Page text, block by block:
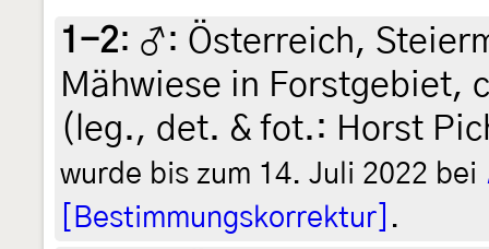
1-2: ♂: Österreich,
Mähwiese in Forstgebiet,
(leg., det. & fot.: Horst
wurde bis zum 14. Juli 2022 bei
[Bestimmungskorrektur] .